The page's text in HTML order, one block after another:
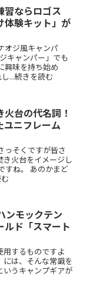
習ならロゴス
体験キット」が
オジ風キャンパ
キャンパー」でも
興味を持ち始め
...続きを読む
台の代名詞！
ユニフレーム
っそくですが皆さ
火台をイメージし
すね。 あのかまど
ンモックテン
ルド「スマート
用するものですよ
は、そんな常識を
いうキャンプギアが